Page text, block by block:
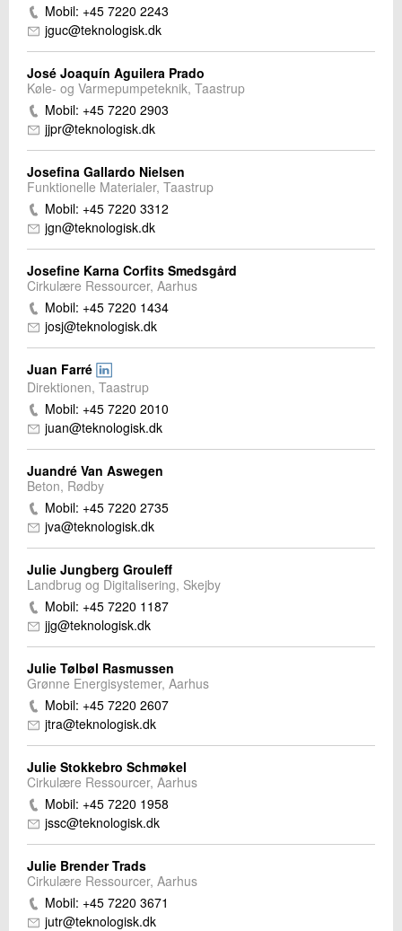
Mobil: +45 7220 2243
jguc@teknologisk.dk
José Joaquín Aguilera Prado
Køle- og Varmepumpeteknik, Taastrup
Mobil: +45 7220 2903
jjpr@teknologisk.dk
Josefina Gallardo Nielsen
Funktionelle Materialer, Taastrup
Mobil: +45 7220 3312
jgn@teknologisk.dk
Josefine Karna Corfits Smedsgård
Cirkulære Ressourcer, Aarhus
Mobil: +45 7220 1434
josj@teknologisk.dk
Juan Farré
Direktionen, Taastrup
Mobil: +45 7220 2010
juan@teknologisk.dk
Juandré Van Aswegen
Beton, Rødby
Mobil: +45 7220 2735
jva@teknologisk.dk
Julie Jungberg Grouleff
Landbrug og Digitalisering, Skejby
Mobil: +45 7220 1187
jjg@teknologisk.dk
Julie Tølbøl Rasmussen
Grønne Energisystemer, Aarhus
Mobil: +45 7220 2607
jtra@teknologisk.dk
Julie Stokkebro Schmøkel
Cirkulære Ressourcer, Aarhus
Mobil: +45 7220 1958
jssc@teknologisk.dk
Julie Brender Trads
Cirkulære Ressourcer, Aarhus
Mobil: +45 7220 3671
jutr@teknologisk.dk